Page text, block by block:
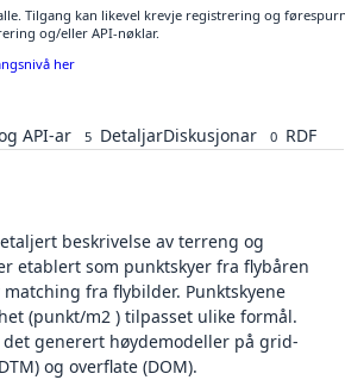
Tilgang kan likevel krevje registrering og
og/eller API-nøklar.
her
API-ar 5 DetaljarDiskusjonar 0 RDF
beskrivelse av terreng og
etablert som punktskyer fra flybåren
fra flybilder. Punktskyene
(punkt/m2 ) tilpasset ulike formål.
det generert høydemodeller på grid-
og overflate (DOM).